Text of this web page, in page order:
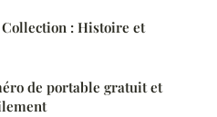
: Histoire et
de portable gratuit et